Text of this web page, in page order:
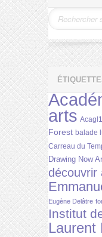
arts
Forest balade
Carreau du
Drawing Now
découvrir
Eugène Delâtre
Institut
Laurent